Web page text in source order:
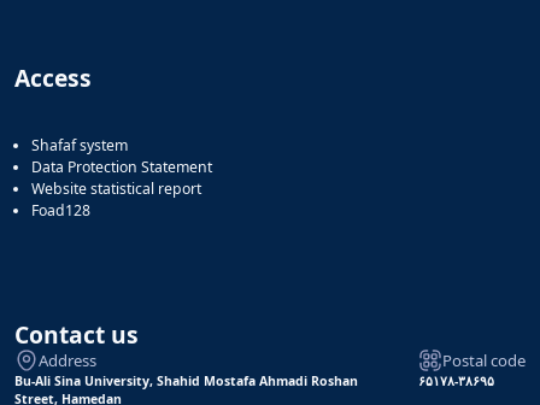
Access
Shafaf system
Data Protection Statement
Website statistical report
Foad128
Contact us
Address
Bu-Ali Sina University, Shahid Mostafa Ahmadi Roshan
Street, Hamedan
Postal code
۶۵۱۷۸-۳۸۶۹۵